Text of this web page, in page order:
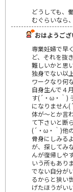
どうしても、
むぐらいなら
おはようご
専業妊婦で早
ど、それを抜
難しいかと思
独身でない以
ワークなり何
自身生んで４
す(´・ω・｀)
になりません
体が～とか言
て下さいと断
(´・ω・｀)他
骨身にしみる
が、探してみ
んが復帰しや
いう所もあり
でない自分が
るからと狭い
げたほうがい